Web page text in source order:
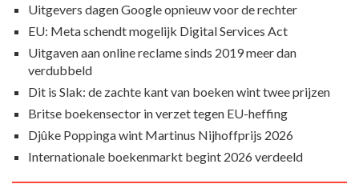
Uitgevers dagen Google opnieuw voor de rechter
EU: Meta schendt mogelijk Digital Services Act
Uitgaven aan online reclame sinds 2019 meer dan
verdubbeld
Dit is Slak: de zachte kant van boeken wint twee prijzen
Britse boekensector in verzet tegen EU-heffing
Djûke Poppinga wint Martinus Nijhoffprijs 2026
Internationale boekenmarkt begint 2026 verdeeld